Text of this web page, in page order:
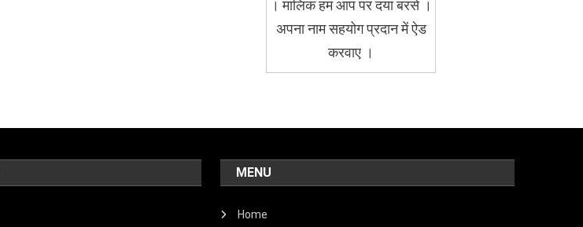
। मालिक हम आप पर दया बरसे ।
अपना नाम सहयोग प्रदान में ऐड
करवाए ।
MENU
Home